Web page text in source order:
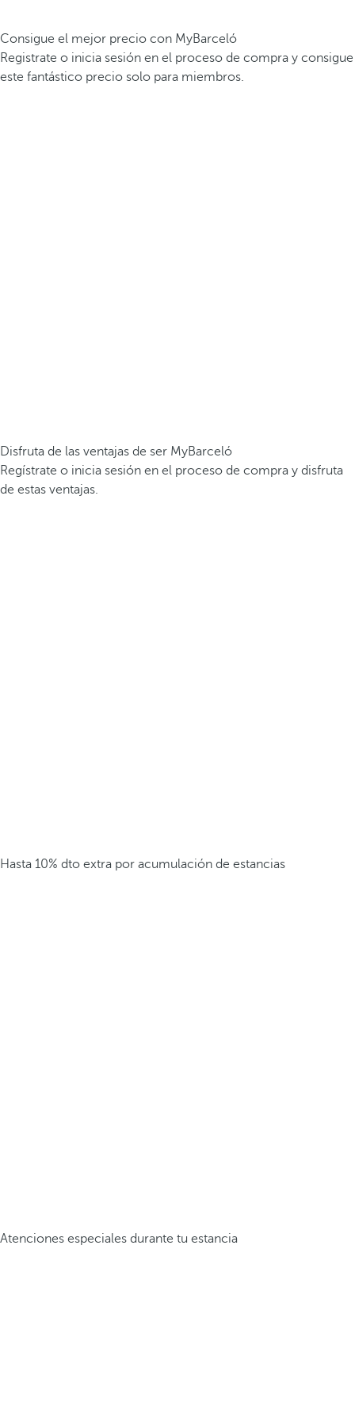
Consigue el mejor precio con MyBarceló
Registrate o inicia sesión en el proceso de compra y consigue
este fantástico precio solo para miembros.
Disfruta de las ventajas de ser MyBarceló
Regístrate o inicia sesión en el proceso de compra y disfruta
de estas ventajas.
Hasta 10% dto extra por acumulación de estancias
Atenciones especiales durante tu estancia